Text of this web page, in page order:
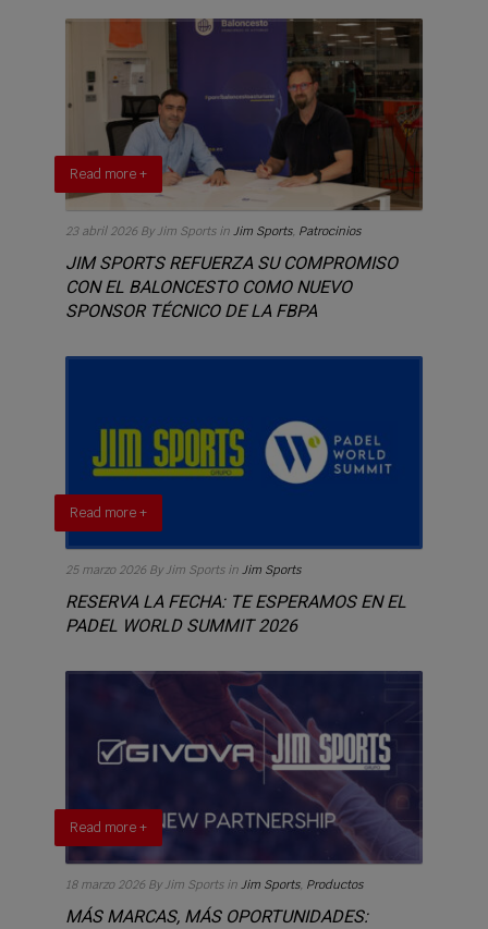
Read more +
23 abril 2026 By Jim Sports inJim Sports, Patrocinios
JIM SPORTS REFUERZA SU COMPROMISO
CON EL BALONCESTO COMO NUEVO
SPONSOR TÉCNICO DE LA FBPA
Read more +
25 marzo 2026 By Jim Sports inJim Sports
RESERVA LA FECHA: TE ESPERAMOS EN EL
PADEL WORLD SUMMIT 2026
Read more +
18 marzo 2026 By Jim Sports inJim Sports, Productos
MÁS MARCAS, MÁS OPORTUNIDADES: